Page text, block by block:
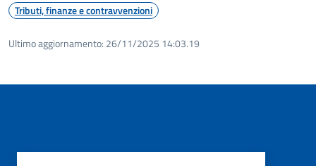
Tributi, finanze e contravvenzioni
Ultimo aggiornamento: 26/11/2025 14:03.19